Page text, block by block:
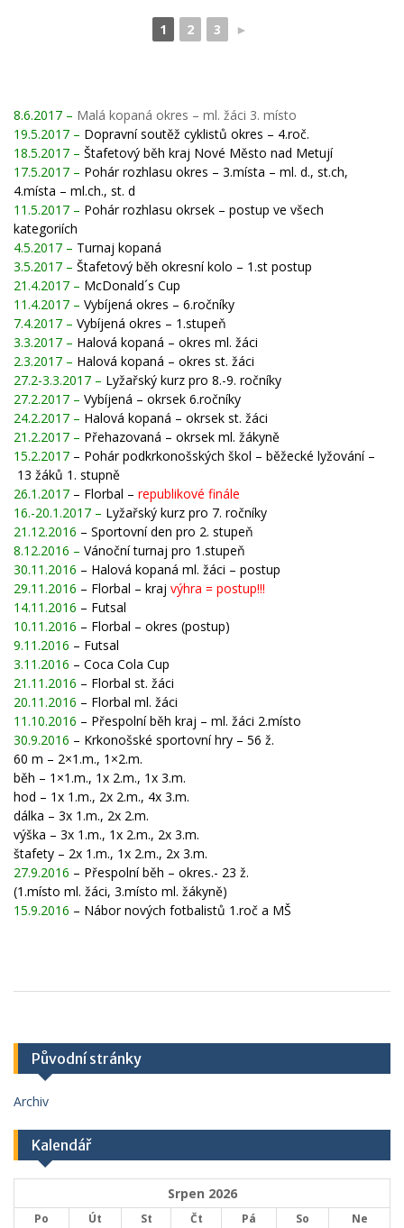
1 2 3 ►
8.6.2017 – Malá kopaná okres – ml. žáci 3. místo
19.5.2017 – Dopravní soutěž cyklistů okres – 4.roč.
18.5.2017 – Štafetový běh kraj Nové Město nad Metují
17.5.2017 – Pohár rozhlasu okres – 3.místa – ml. d., st.ch,
4.místa – ml.ch., st. d
11.5.2017 – Pohár rozhlasu okrsek – postup ve všech
kategoriích
4.5.2017 – Turnaj kopaná
3.5.2017 – Štafetový běh okresní kolo – 1.st postup
21.4.2017 – McDonald´s Cup
11.4.2017 – Vybíjená okres – 6.ročníky
7.4.2017 – Vybíjená okres – 1.stupeň
3.3.2017 – Halová kopaná – okres ml. žáci
2.3.2017 – Halová kopaná – okres st. žáci
27.2-3.3.2017 – Lyžařský kurz pro 8.-9. ročníky
27.2.2017 – Vybíjená – okrsek 6.ročníky
24.2.2017 – Halová kopaná – okrsek st. žáci
21.2.2017 – Přehazovaná – okrsek ml. žákyně
15.2.2017 – Pohár podkrkonošských škol – běžecké lyžování –
13 žáků 1. stupně
26.1.2017 – Florbal – republikové finále
16.-20.1.2017 – Lyžařský kurz pro 7. ročníky
21.12.2016 – Sportovní den pro 2. stupeň
8.12.2016 – Vánoční turnaj pro 1.stupeň
30.11.2016 – Halová kopaná ml. žáci – postup
29.11.2016 – Florbal – kraj výhra = postup!!!
14.11.2016 – Futsal
10.11.2016 – Florbal – okres (postup)
9.11.2016 – Futsal
3.11.2016 – Coca Cola Cup
21.11.2016 – Florbal st. žáci
20.11.2016 – Florbal ml. žáci
11.10.2016 – Přespolní běh kraj – ml. žáci 2.místo
30.9.2016 – Krkonošské sportovní hry – 56 ž.
60 m – 2×1.m., 1×2.m.
běh – 1×1.m., 1x 2.m., 1x 3.m.
hod – 1x 1.m., 2x 2.m., 4x 3.m.
dálka – 3x 1.m., 2x 2.m.
výška – 3x 1.m., 1x 2.m., 2x 3.m.
štafety – 2x 1.m., 1x 2.m., 2x 3.m.
27.9.2016 – Přespolní běh – okres.- 23 ž.
(1.místo ml. žáci, 3.místo ml. žákyně)
15.9.2016 – Nábor nových fotbalistů 1.roč a MŠ
Původní stránky
Archiv
Kalendář
Srpen 2026
Po Út St Čt Pá So
Ne